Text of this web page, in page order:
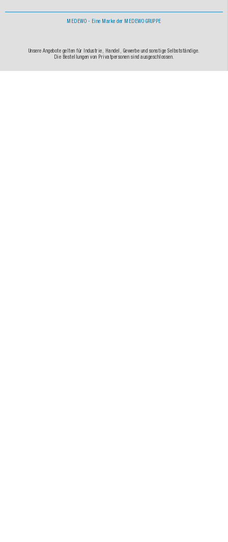
MEDEWO - Eine Marke der MEDEWO GRUPPE
Unsere Angebote gelten für Industrie, Handel, Gewerbe und sonstige Selbstständige.
Die Bestellungen von Privatpersonen sind ausgeschlossen.